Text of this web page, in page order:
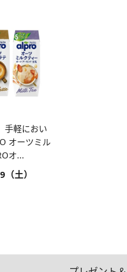
手軽におい
オーツミル
オ...
土）